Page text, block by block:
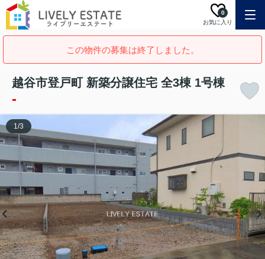
お気に入り
0
この物件の募集は終了しました。
越谷市登戸町 新築分譲住宅 全3棟 1号棟
-
1/3